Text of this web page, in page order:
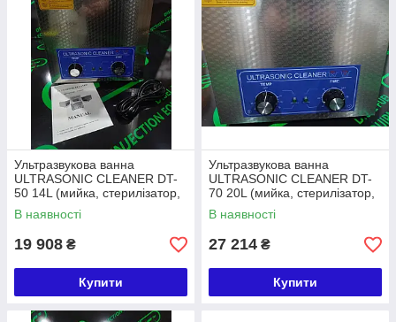
Ультразвукова ванна
ULTRASONIC CLEANER DT-
50 14L (мийка, стерилізатор,
очищувач)
В наявності
19 908 ₴
Купити
Ультразвукова ванна
ULTRASONIC CLEANER DT-
70 20L (мийка, стерилізатор,
очищувач)
В наявності
27 214 ₴
Купити